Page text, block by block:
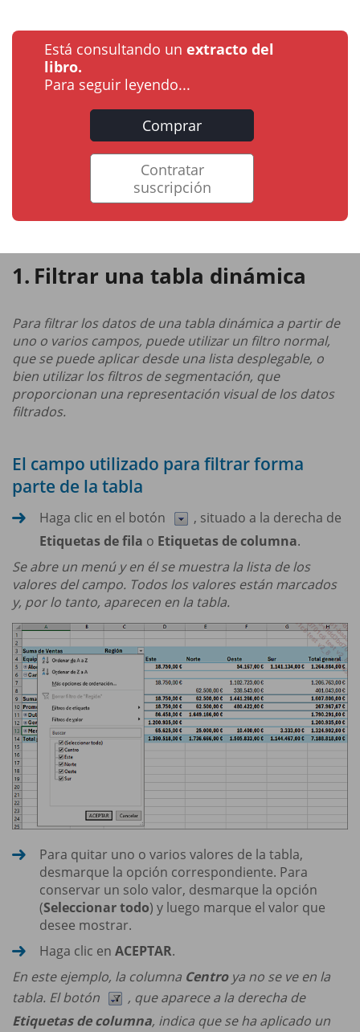
Está consultando un extracto del
libro.
Para seguir leyendo...
Comprar
Contratar
suscripción
Filtrar una tabla dinámica
Para filtrar los datos de una tabla dinámica a partir de
uno o varios campos, puede utilizar un filtro normal,
que se puede aplicar desde una lista desplegable, o
bien utilizar los filtros de segmentación, que
proporcionan una representación visual de los datos
filtrados.
El campo utilizado para filtrar forma
parte de la tabla
Haga clic en el botón
, situado a la derecha de
Etiquetas de fila o Etiquetas de columna.
Se abre un menú y en él se muestra la lista de los
valores del campo. Todos los valores están marcados
y, por lo tanto, aparecen en la tabla.
Para quitar uno o varios valores de la tabla,
desmarque la opción correspondiente. Para
conservar un solo valor, desmarque la opción
(Seleccionar todo) y luego marque el valor que
desee mostrar.
Haga clic en ACEPTAR.
En este ejemplo, la columna Centroya no se ve en la
tabla. El botón
, que aparece a la derecha de
Etiquetas de columna, indica que se ha aplicado un